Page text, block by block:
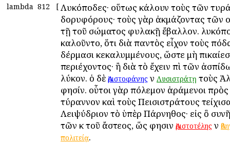
lambda 812 [ Λυκόποδες· οὕτως ἐκάλουν τοὺς τῶν
δορυφόρους· τοὺς γὰρ ἀκμάζοντας τῶν
τῇ τοῦ σώματος φυλακῇ ἔβαλλον.
ἐκαλοῦντο, ὅτι διὰ παντὸς εἶχον τοὺς
δέρμασι κεκαλυμμένους, ὥστε μὴ
περιέχοντος· ἢ διὰ τὸ ἔχειν ἐπὶ τῶν
λύκον. ὁ δὲ Ἀριστοφάνηςἐν Λυσιστράτῃ τοὺς
φησίν. οὗτοι γὰρ πόλεμον ἀράμενοι
τύραννον καὶ τοὺς Πεισιστράτους
Λειψύδριον τὸ ὑπὲρ Πάρνηθος· εἰς ὃ
τῶν ἐκ τοῦ ἄστεος, ὥς φησιν Ἀριστοτέληςἐν
πολιτείᾳ.